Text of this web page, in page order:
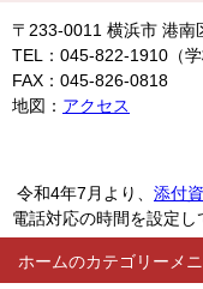
ホーム
〒233-0011 横浜市 港南
TEL：045-822-1910（
FAX：045-826-0818
地図： アクセス
令和4年7月より、 添付
電話対応の時間を設定し